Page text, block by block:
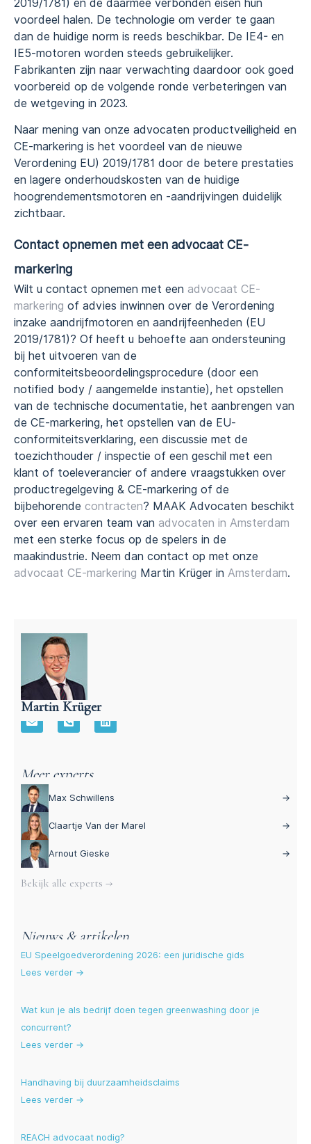
2019/1781) en de daarmee verbonden eisen hun
voordeel halen. De technologie om verder te gaan
dan de huidige norm is reeds beschikbar. De IE4- en
IE5-motoren worden steeds gebruikelijker.
Fabrikanten zijn naar verwachting daardoor ook goed
voorbereid op de volgende ronde verbeteringen van
de wetgeving in 2023.
Naar mening van onze advocaten productveiligheid en
CE-markering is het voordeel van de nieuwe
Verordening EU) 2019/1781 door de betere prestaties
en lagere onderhoudskosten van de huidige
hoogrendementsmotoren en -aandrijvingen duidelijk
zichtbaar.
Contact opnemen met een advocaat CE-
markering
Wilt u contact opnemen met een advocaat CE-
markering of advies inwinnen over de Verordening
inzake aandrijfmotoren en aandrijfeenheden (EU
2019/1781)? Of heeft u behoefte aan ondersteuning
bij het uitvoeren van de
conformiteitsbeoordelingsprocedure (door een
notified body / aangemelde instantie), het opstellen
van de technische documentatie, het aanbrengen van
de CE-markering, het opstellen van de EU-
conformiteitsverklaring, een discussie met de
toezichthouder / inspectie of een geschil met een
klant of toeleverancier of andere vraagstukken over
productregelgeving & CE-markering of de
bijbehorende contracten? MAAK Advocaten beschikt
over een ervaren team van advocaten in Amsterdam
met een sterke focus op de spelers in de
maakindustrie. Neem dan contact op met onze
advocaat CE-markering Martin Krüger in Amsterdam.
Martin Krüger
Advocaat Aansprakelijkheidsrecht – Martin Krüger
Meer experts
Max Schwillens →
Claartje Van der Marel →
Arnout Gieske →
Bekijk alle experts →
Nieuws & artikelen
EU Speelgoedverordening 2026: een juridische gids
Lees verder →
Wat kun je als bedrijf doen tegen greenwashing door je
concurrent?
Lees verder →
Handhaving bij duurzaamheidsclaims
Lees verder →
REACH advocaat nodig?